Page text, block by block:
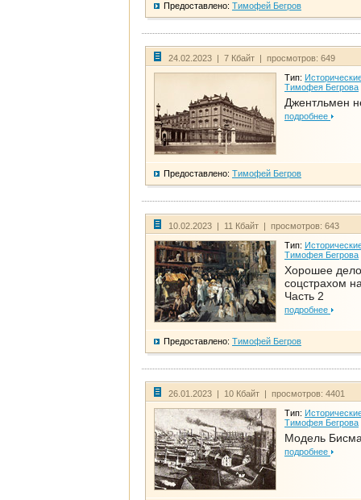
Предоставлено: Тимофей Бегров
24.02.2023 | 7 Кбайт | просмотров: 649
Тип:
Тимофея Бегрова
Джентльмен
подробнее
Предоставлено: Тимофей Бегров
10.02.2023 | 11 Кбайт | просмотров: 643
Тип:
Тимофея Бегрова
Хорошее дело
соцстрахом
Часть 2
подробнее
Предоставлено: Тимофей Бегров
26.01.2023 | 10 Кбайт | просмотров: 4401
Тип:
Тимофея Бегрова
Модель
подробнее